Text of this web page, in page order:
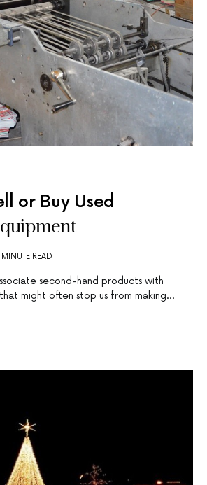
or Buy Used
READ
second-hand products with
might often stop us from making…